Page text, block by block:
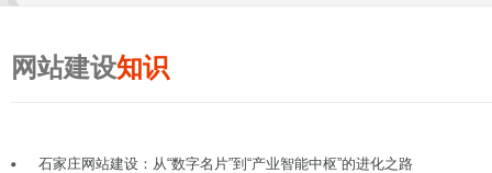
网站建设知识
石家庄网站建设：从“数字名片”到“产业智能中枢”的进化之路